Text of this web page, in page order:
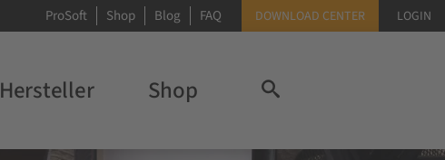
LOGIN
DOWNLOAD CENTER
FAQ
Blog
Shop
ProSoft
Hersteller Shop